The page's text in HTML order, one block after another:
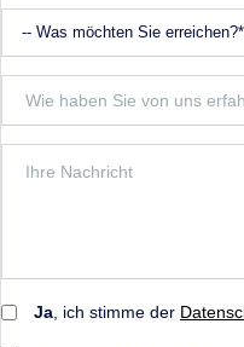
Ja , ich stimme der